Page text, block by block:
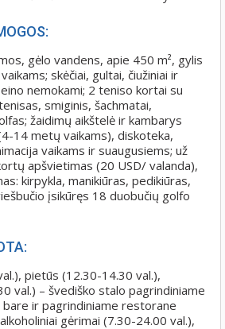
gėlo vandens, apie 450 m², gylis
skėčiai, gultai, čiužiniai ir
nemokami; 2 teniso kortai su
smiginis, šachmatai,
žaidimų aikštelė ir kambarys
14 metų vaikams), diskoteka,
vaikams ir suaugusiems; už
apšvietimas (20 USD/ valanda),
kirpykla, manikiūras, pedikiūras,
įsikūręs 18 duobučių golfo
pietūs (12.30-14.30 val.),
val.) – švediško stalo pagrindiniame
bare ir pagrindiniame restorane
gėrimai (7.30-24.00 val.),